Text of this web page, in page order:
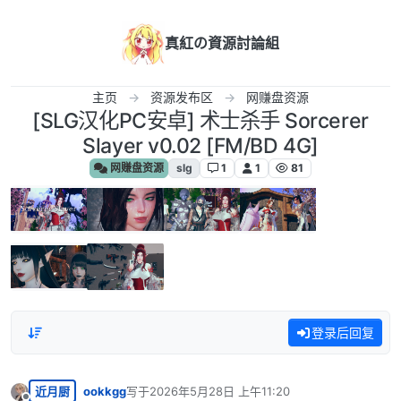
真紅の資源討論組
主页 资源发布区 网赚盘资源
[SLG汉化PC安卓] 术士杀手 Sorcerer
Slayer v0.02 [FM/BD 4G]
网赚盘资源 slg 1 1 81
登录后回复
近月厨 ookkgg写于2026年5月28日 上午11:20